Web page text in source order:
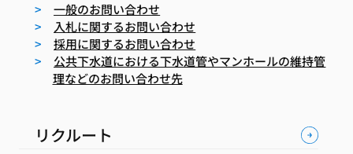
一般のお問い合わせ
入札に関するお問い合わせ
採用に関するお問い合わせ
公共下水道における下水道管やマンホールの維持管
理などのお問い合わせ先
リクルート